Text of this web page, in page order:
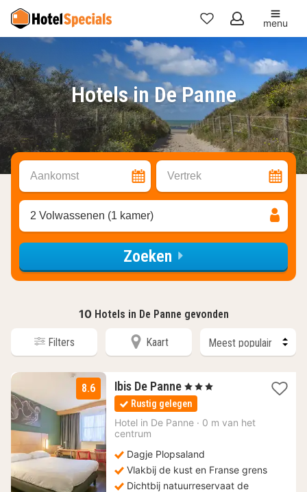
Mijn
favorieten
menu
Hotels in De Panne
Aankomst Vertrek
2 Volwassenen (1 kamer)
Zoeken
10 Hotels in De Panne gevonden
Filters Kaart
8.6 Ibis De Panne 1
nacht
vanaf
117
, 3 Sterren
Rustig gelegen
Hotel in De Panne · 0 m van het
centrum
Dagje Plopsaland
Vlakbij de kust en Franse grens
Dichtbij natuurreservaat de